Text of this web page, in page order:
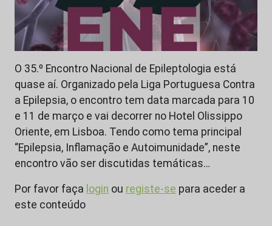
O 35.º Encontro Nacional de Epileptologia está
quase aí. Organizado pela Liga Portuguesa Contra
a Epilepsia, o encontro tem data marcada para 10
e 11 de março e vai decorrer no Hotel Olissippo
Oriente, em Lisboa. Tendo como tema principal
“Epilepsia, Inflamação e Autoimunidade”, neste
encontro vão ser discutidas temáticas…
Por favor faça login ou registe-se para aceder a
este conteúdo